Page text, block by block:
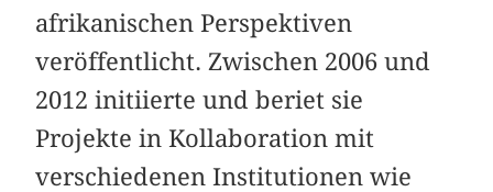
afrikanischen Perspektiven
veröffentlicht. Zwischen 2006 und
2012 initiierte und beriet sie
Projekte in Kollaboration mit
verschiedenen Institutionen wie